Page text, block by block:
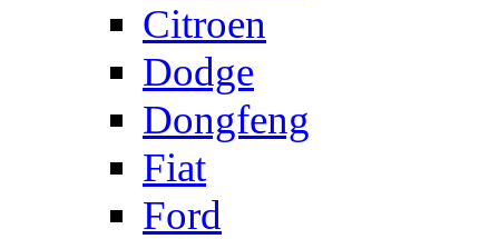
Citroen
Dodge
Dongfeng
Fiat
Ford